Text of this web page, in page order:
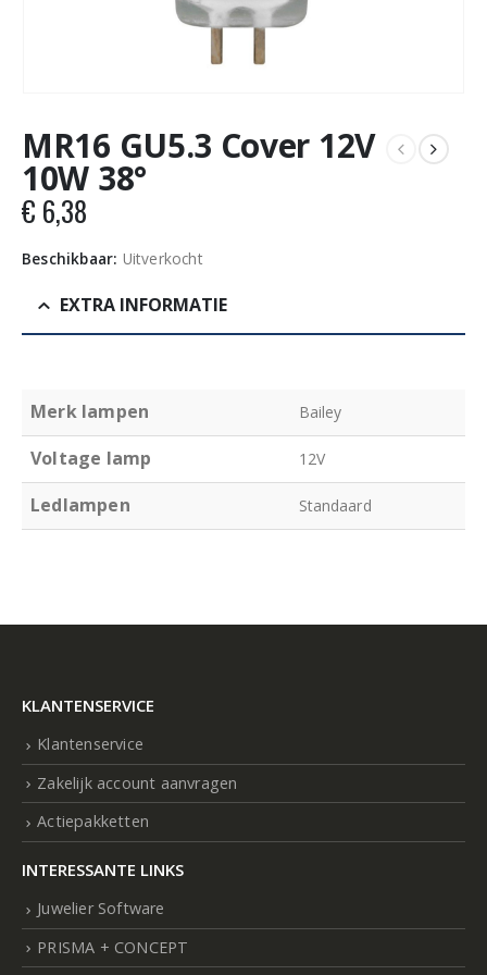
MR16 GU5.3 Cover 12V
10W 38°
€ 6,38
Beschikbaar: Uitverkocht
EXTRA INFORMATIE
Merk lampen Bailey
Voltage lamp 12V
Ledlampen Standaard
KLANTENSERVICE
Klantenservice
Zakelijk account aanvragen
Actiepakketten
INTERESSANTE LINKS
Juwelier Software
PRISMA + CONCEPT